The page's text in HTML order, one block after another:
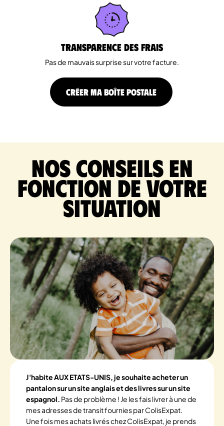
Transparence des Frais
Pas de mauvais surprise sur votre facture.
CRÉER MA BOÎTE POSTALE
Nos conseils en
fonction de votre
situation
J'habite AUX ETATS-UNIS, je souhaite acheter un
pantalon sur un site anglais et des livres sur un site
espagnol. Pas de problème ! Je les fais livrer à une de
mes adresses de transit fournies par ColisExpat.
Une fois mes achats livrés chez ColisExpat, je prends